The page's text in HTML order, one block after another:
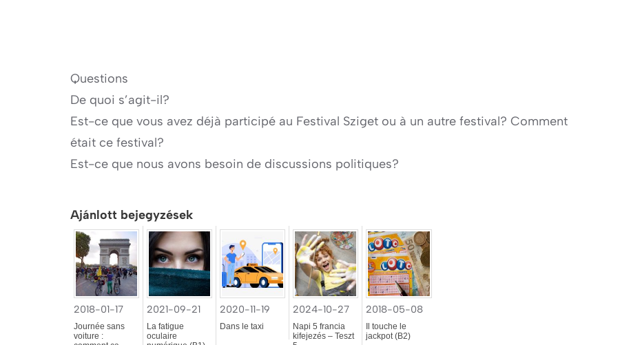
Questions
De quoi s’agit-il?
Est-ce que vous avez déjà participé au Festival Sziget ou à un autre festival? Comment
était ce festival?
Est-ce que nous avons besoin de discussions politiques?
Ajánlott bejegyzések
2018-01-17
Journée sans
voiture :
2021-09-21
La fatigue
oculaire
2020-11-19
Dans le taxi
2024-10-27
Napi 5 francia
kifejezés – Teszt
2018-05-08
Il touche le
jackpot (B2)